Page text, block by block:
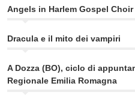
Angels in Harlem Gospel Choir
Dracula e il mito dei vampiri
A Dozza (BO), ciclo di
Regionale Emilia Romagna